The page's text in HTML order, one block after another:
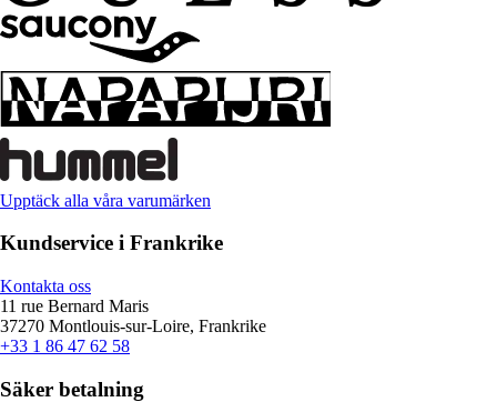
Upptäck alla våra varumärken
Kundservice i Frankrike
Kontakta oss
11 rue Bernard Maris
37270 Montlouis-sur-Loire, Frankrike
+33 1 86 47 62 58
Säker betalning